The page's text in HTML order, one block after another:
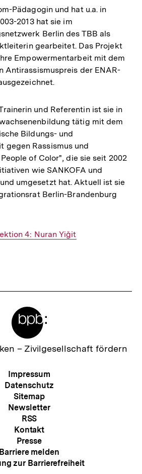
Pädagogin und hat u.a. in
2013 hat sie im
Berlin des TBB als
gearbeitet. Das Projekt
Empowermentarbeit mit dem
Antirassismuspreis der ENAR-
und Referentin ist sie in
tätig mit dem
Bildungs- und
gegen Rassismus und
of Color", die sie seit 2002
wie SANKOFA und
umgesetzt hat. Aktuell ist sie
Berlin-Brandenburg
4: Nuran Yiğit
– Zivilgesellschaft fördern
Meta-
Navigation
Impressum
Datenschutz
Sitemap
Newsletter
RSS
Kontakt
Presse
Barriere melden
zur Barrierefreiheit